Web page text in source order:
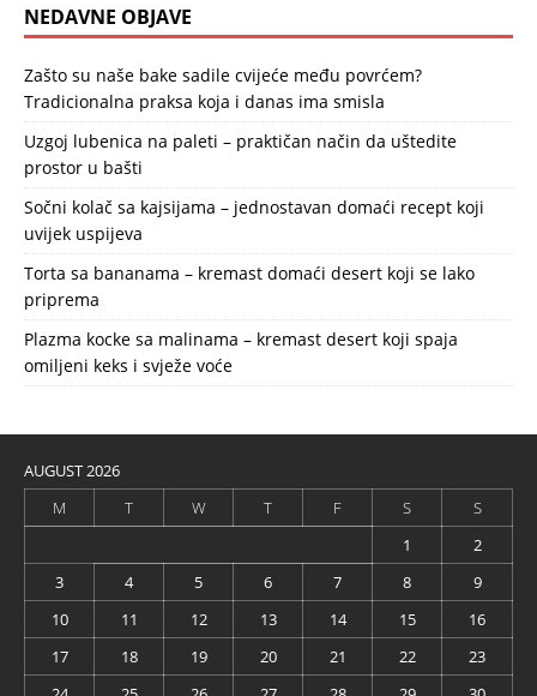
NEDAVNE OBJAVE
Zašto su naše bake sadile cvijeće među povrćem?
Tradicionalna praksa koja i danas ima smisla
Uzgoj lubenica na paleti – praktičan način da uštedite
prostor u bašti
Sočni kolač sa kajsijama – jednostavan domaći recept koji
uvijek uspijeva
Torta sa bananama – kremast domaći desert koji se lako
priprema
Plazma kocke sa malinama – kremast desert koji spaja
omiljeni keks i svježe voće
AUGUST 2026
M
T W T F S
S
1
2
3
4 5 6 7 8
9
10
11 12 13 14 15
16
17
18 19 20 21 22
23